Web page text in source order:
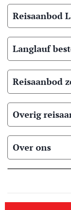
Reisaanbod
Langlauf
Reisaanbod
Overig
Over ons
© 2026